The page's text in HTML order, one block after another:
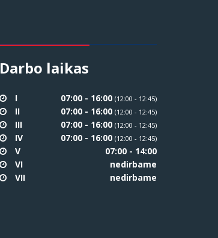
Darbo laikas
I 07:00 - 16:00 (12:00 - 12:45)
II 07:00 - 16:00 (12:00 - 12:45)
III 07:00 - 16:00 (12:00 - 12:45)
IV 07:00 - 16:00 (12:00 - 12:45)
V
07:00 - 14:00
VI
nedirbame
VII
nedirbame